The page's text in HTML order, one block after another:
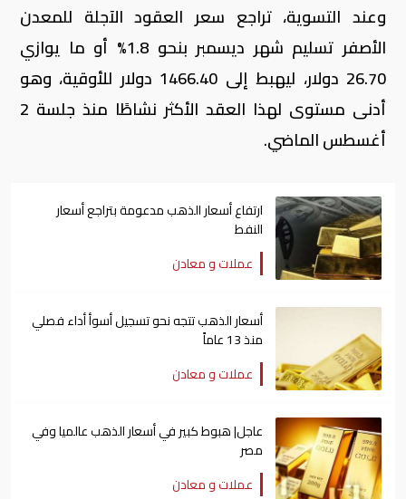
وعند التسوية، تراجع سعر العقود الآجلة للمعدن
الأصفر تسليم شهر ديسمبر بنحو 1.8% أو ما يوازي
26.70 دولار، ليهبط إلى 1466.40 دولار للأوقية، وهو
أدنى مستوى لهذا العقد الأكثر نشاطًا منذ جلسة 2
أغسطس الماضي.
ارتفاع أسعار الذهب مدعومة بتراجع أسعار
النفط
عملات و معادن
أسعار الذهب تتجه نحو تسجيل أسوأ أداء فصلي
منذ 13 عاماً
عملات و معادن
عاجل| هبوط كبير في أسعار الذهب عالميا وفي
مصر
عملات و معادن